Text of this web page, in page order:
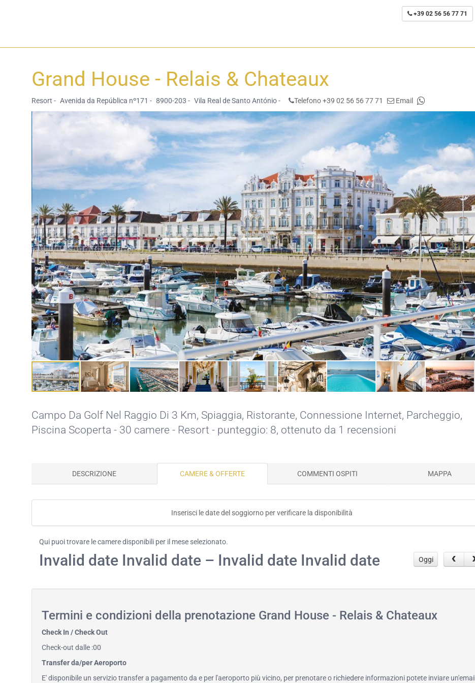
+39 02 56 56 77 71
Grand House - Relais & Chateaux
Resort - Avenida da República nº171 - 8900-203 - Vila Real de Santo António - Telefono +39 02 56 56 77 71 Email
Campo Da Golf Nel Raggio Di 3 Km, Spiaggia, Ristorante, Connessione Internet, Parcheggio,
Piscina Scoperta - 30 camere - Resort - punteggio: 8, ottenuto da 1 recensioni
DESCRIZIONE CAMERE & OFFERTE COMMENTI OSPITI MAPPA
Inserisci le date del soggiorno per verificare la disponibilità
Qui puoi trovare le camere disponibili per il mese selezionato.
Invalid date Invalid date – Invalid date Invalid date Oggi
Termini e condizioni della prenotazione Grand House - Relais & Chateaux
Check In / Check Out
Check-out dalle :00
Transfer da/per Aeroporto
E' disponibile un servizio transfer a pagamento da e per l'aeroporto più vicino, per prenotare o richiedere informazioni potete inviare un'email